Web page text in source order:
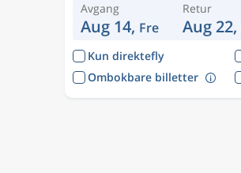
Avgang
Aug 14, Fre
Retur
Aug 22,
Kun direktefly
Ombokbare billetter